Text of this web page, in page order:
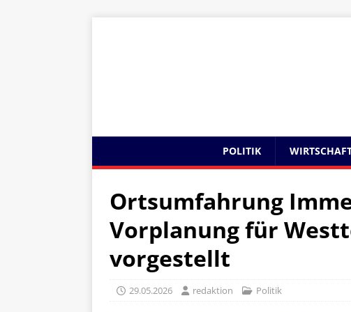
POLITIK
Ortsumfahrung
Vorplanung für
vorgestellt
29.05.2026 redaktion Politik